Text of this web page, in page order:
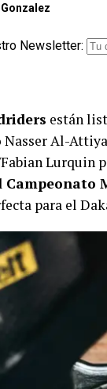
Newsletter:
están
Nasser Al-
Lurquin
Campeonato
para el